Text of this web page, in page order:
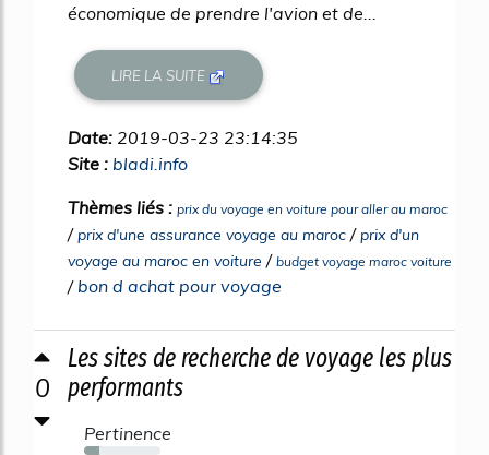
économique de prendre l'avion et de...
LIRE LA SUITE
Date: 2019-03-23 23:14:35
Site : bladi.info
Thèmes liés : prix du voyage en voiture pour aller au maroc
/prix d'une assurance voyage au maroc /prix d'un
voyage au maroc en voiture / budget voyage maroc voiture
/ bon d achat pour voyage
0
Les sites de recherche de voyage les plus
performants
Pertinence